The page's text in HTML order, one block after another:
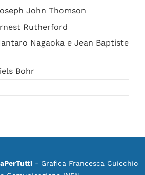
John Thomson
Rutherford
Nagaoka e Jean Baptiste
Bohr
- Grafica Francesca Cuicchio